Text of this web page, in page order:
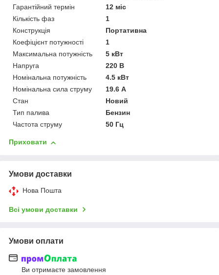
Гарантійний термін
12 міс
Кількість фаз
1
Конструкція
Портативна
Коефіцієнт потужності
1
Максимальна потужність
5 кВт
Напруга
220 В
Номінальна потужність
4.5 кВт
Номінальна сила струму
19.6 А
Стан
Новий
Тип палива
Бензин
Частота струму
50 Гц
Приховати
Умови доставки
Нова Пошта
Всі умови доставки
Умови оплати
Ви отримаєте замовлення